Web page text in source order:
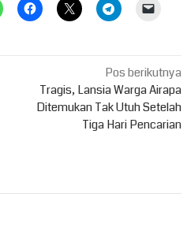
Pos berikutnya
Tragis, Lansia Warga Airapa
Ditemukan Tak Utuh Setelah
Tiga Hari Pencarian